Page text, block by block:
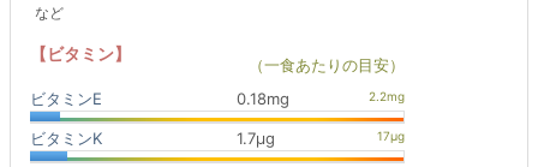
など
【ビタミン】
（一食あたりの目安）
ビタミンE
0.18mg
ビタミンK 1.7μg